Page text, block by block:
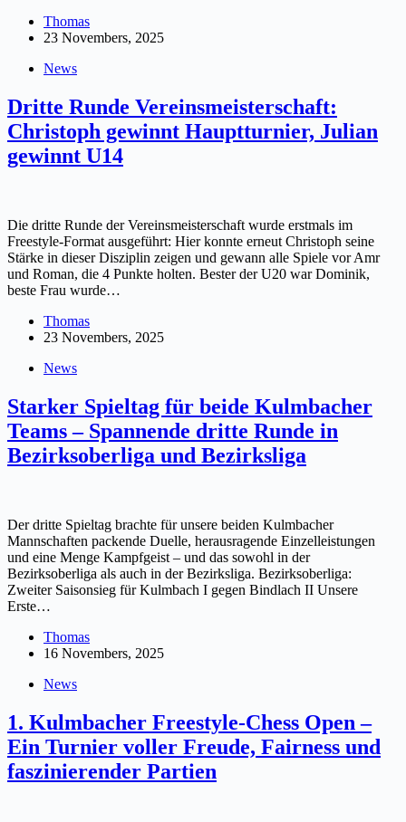
Thomas
23 Novembers, 2025
News
Dritte Runde Vereinsmeisterschaft:
Christoph gewinnt Hauptturnier, Julian
gewinnt U14
Die dritte Runde der Vereinsmeisterschaft wurde erstmals im
Freestyle-Format ausgeführt: Hier konnte erneut Christoph seine
Stärke in dieser Disziplin zeigen und gewann alle Spiele vor Amr
und Roman, die 4 Punkte holten. Bester der U20 war Dominik,
beste Frau wurde…
Thomas
23 Novembers, 2025
News
Starker Spieltag für beide Kulmbacher
Teams – Spannende dritte Runde in
Bezirksoberliga und Bezirksliga
Der dritte Spieltag brachte für unsere beiden Kulmbacher
Mannschaften packende Duelle, herausragende Einzelleistungen
und eine Menge Kampfgeist – und das sowohl in der
Bezirksoberliga als auch in der Bezirksliga. Bezirksoberliga:
Zweiter Saisonsieg für Kulmbach I gegen Bindlach II Unsere
Erste…
Thomas
16 Novembers, 2025
News
1. Kulmbacher Freestyle-Chess Open –
Ein Turnier voller Freude, Fairness und
faszinierender Partien